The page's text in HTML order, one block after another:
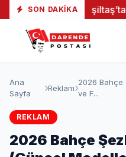
SON DAKIKA
Yeşiltaş’ta Korkutan
Ana
Sayfa
Reklam
2026 Bahçe
ve F...
REKLAM
2026 Bahçe